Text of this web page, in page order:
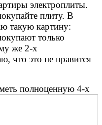
электроплиты.
плиту. В
такую картину:
только
же 2-х
что это не нравится
полноценную 4-х